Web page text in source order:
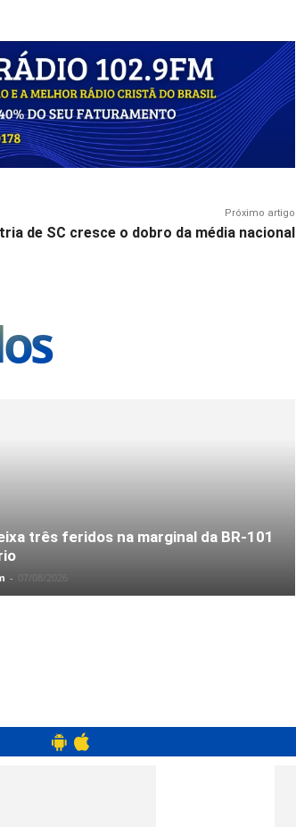
Próximo artigo
de SC cresce o dobro da média nacional
três feridos na marginal da BR-101
- 07/08/2026